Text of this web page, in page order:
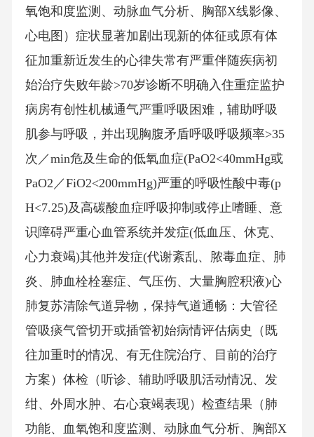
氧饱和度监测、动脉血气分析、胸部X线影像、
心电图）症状显著加剧出现新的体征或原有体
征加重新近发生的心律失常有严重伴随疾病初
始治疗失败年龄>70岁诊断不明确入住重症监护
病房有创性机械通气严重呼吸困难，辅助呼吸
肌参与呼吸，并出现胸腹矛盾呼吸呼吸频率>35
次／min危及生命的低氧血症(PaO2<40mmHg或
PaO2／FiO2<200mmHg)严重的呼吸性酸中毒(p
H<7.25)及高碳酸血症呼吸抑制或停止嗜睡、意
识障碍严重心血管系统并发症(低血压、休克、
心力衰竭)其他并发症(代谢紊乱、脓毒血症、肺
炎、肺血栓栓塞症、气压伤、大量胸腔积液)心
肺复苏清除气道异物，保持气道通畅：大管径
管吸痰气管切开或插管初始病情评估病史（既
往加重时的情况、有无住院治疗、目前的治疗
方案）体检（听诊、辅助呼吸肌活动情况、发
绀、外周水肿、右心衰竭表现）检查结果（肺
功能、血氧饱和度监测、动脉血气分析、胸部X